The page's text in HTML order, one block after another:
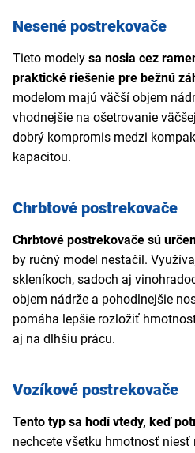
Nesené postrekovače
Tieto modely sa nosia cez
praktické riešenie pre bežnú
modelom majú väčší objem
vhodnejšie na ošetrovanie
dobrý kompromis medzi
kapacitou.
Chrbtové postrekovače
Chrbtové postrekovače sú
by ručný model nestačil.
skleníkoch, sadoch aj
objem nádrže a pohodlnejšie
pomáha lepšie rozložiť
aj na dlhšiu prácu.
Vozíkové postrekovače
Tento typ sa hodí vtedy, keď
nechcete všetku hmotnosť niesť